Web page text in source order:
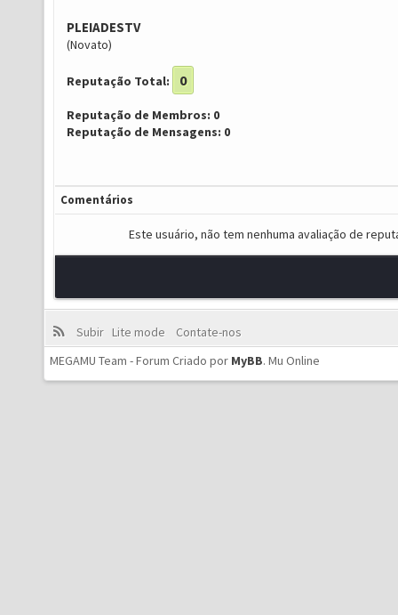
PLEIADESTV
(Novato)
Reputação Total: 0
Reputação de Membros: 0
Reputação de Mensagens: 0
Comentários
Este usuário, não tem nenhuma avaliação de
Subir Lite mode
Contate-nos
MEGAMU Team - Forum Criado por MyBB. Mu Online